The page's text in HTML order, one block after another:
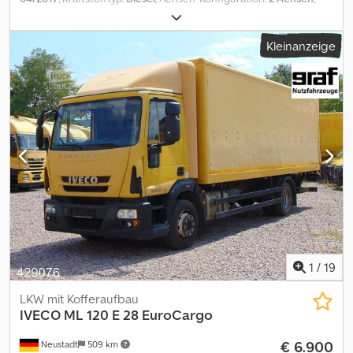
Automatisch
Laderaumlänge:7.300 mm, Laderaumhöhe:2.400 mm, Baujahr:
2017, EUROCARGO 160E21 EURO 6 KASTENAUFBAU AUS
SPERRHOLZ + HECKLADEBÜHNE DHOLLANDIA, 1.500 kg Tragkraft.
ABMESSUNGEN: 7.300 x 2.480 x 2.400 mm (Höhe). FAHRZEUG IN
PERFEKTEM ZUSTAND. ACHSSTAND KANN AUF WUNSCH
ANGEPASST WERDEN. Dkjdpfx Ajx Ru A Ujfzer
Kleinanzeige
1 / 19
Neustadt 509 km
LKW mit Kofferaufbau
IVECO ML 120 E 28 EuroCargo
€ 6.900